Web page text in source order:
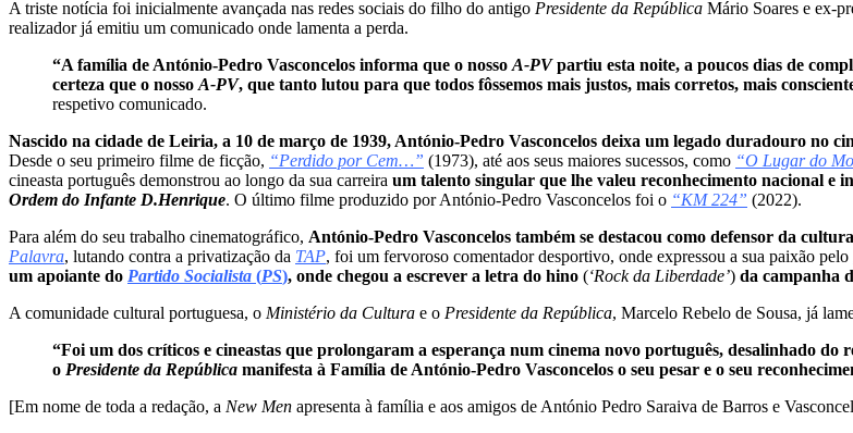
A triste notícia foi inicialmente avançada nas redes sociais do filho do antigo Presidente da República Mário Soares e ex-
realizador já emitiu um comunicado onde lamenta a perda.
“A família de António-Pedro Vasconcelos informa que o nosso A-PVpartiu esta noite, a poucos dias de
certeza que o nosso A-PV, que tanto lutou para que todos fôssemos mais justos, mais corretos, mais
respetivo comunicado.
Nascido na cidade de Leiria, a 10 de março de 1939, António-Pedro Vasconcelos deixa um legado duradouro no
Desde o seu primeiro filme de ficção, “Perdido por Cem…” (1973), até aos seus maiores sucessos, como “O Lugar do
cineasta português demonstrou ao longo da sua carreira um talento singular que lhe valeu reconhecimento nacional e
Ordem do Infante D.Henrique. O último filme produzido por António-Pedro Vasconcelos foi o “KM 224” (2022).
Para além do seu trabalho cinematográfico, António-Pedro Vasconcelos também se destacou como defensor da
Palavra, lutando contra a privatização da TAP, foi um fervoroso comentador desportivo, onde expressou a sua paixão pelo
um apoiante do Partido Socialista (PS), onde chegou a escrever a letra do hino (‘Rock da Liberdade’) da campanha
A comunidade cultural portuguesa, o Ministério da Cultura e o Presidente da República, Marcelo Rebelo de Sousa, já
“Foi um dos críticos e cineastas que prolongaram a esperança num cinema novo português, desalinhado do
o Presidente da República manifesta à Família de António-Pedro Vasconcelos o seu pesar e o seu
[Em nome de toda a redação, a New Men apresenta à família e aos amigos de António Pedro Saraiva de Barros e